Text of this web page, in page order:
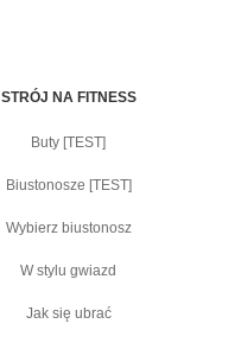
STRÓJ NA FITNESS
Buty [TEST]
Biustonosze [TEST]
Wybierz biustonosz
W stylu gwiazd
Jak się ubrać